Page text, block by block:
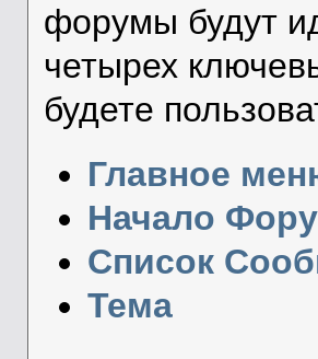
форумы будут
четырех
будете
Главное
Начало
Список
Тема